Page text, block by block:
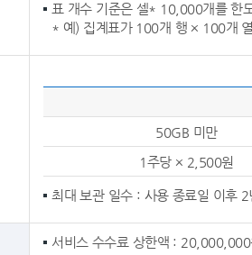
표 개수 기준은 셀* 10,000개를 한
* 예) 집계표가 100개 행 × 100개
50GB 미만
1주당 × 2,500원
최대 보관 일수 : 사용 종료일 이후 2
서비스 수수료 상한액 : 20,000,000